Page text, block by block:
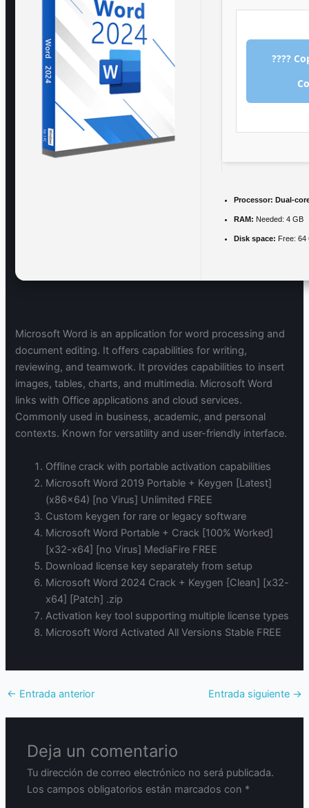
????
Processor: Dual-
RAM: Needed: 4 GB
Disk space: Free: 64
Microsoft Word is an application for word processing and
document editing. It offers capabilities for writing,
reviewing, and teamwork. It provides capabilities to insert
images, tables, charts, and multimedia. Microsoft Word
links with Office applications and cloud services.
Commonly used in business, academic, and personal
contexts. Known for versatility and user-friendly interface.
Offline crack with portable activation capabilities
Microsoft Word 2019 Portable + Keygen [Latest]
(x86x64) [no Virus] Unlimited FREE
Custom keygen for rare or legacy software
Microsoft Word Portable + Crack [100% Worked]
[x32-x64] [no Virus] MediaFire FREE
Download license key separately from setup
Microsoft Word 2024 Crack + Keygen [Clean] [x32-
x64] [Patch] .zip
Activation key tool supporting multiple license types
Microsoft Word Activated All Versions Stable FREE
← Entrada anterior Entrada siguiente →
Deja un comentario
Tu dirección de correo electrónico no será publicada.
Los campos obligatorios están marcados con *